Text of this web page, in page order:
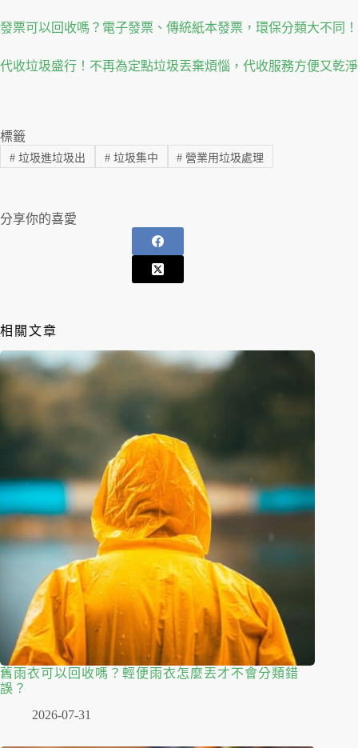
發票可以回收嗎？電子發票、傳統紙本發票，環保分類大不同！
代收垃圾盛行！不再為定點垃圾丟棄煩惱，代收服務方便又乾淨
標籤
#垃圾進垃圾出 #垃圾集中 # 營業用垃圾處理
分享你的喜愛
相關文章
舊雨衣可以回收嗎？輕便雨衣怎麼丟才不會分類錯
誤？
2026-07-31